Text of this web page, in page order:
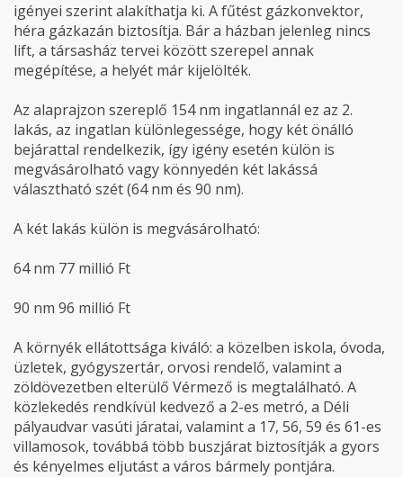
igényei szerint alakíthatja ki. A fűtést gázkonvektor,
héra gázkazán biztosítja. Bár a házban jelenleg nincs
lift, a társasház tervei között szerepel annak
megépítése, a helyét már kijelölték.
Az alaprajzon szereplő 154 nm ingatlannál ez az 2.
lakás, az ingatlan különlegessége, hogy két önálló
bejárattal rendelkezik, így igény esetén külön is
megvásárolható vagy könnyedén két lakássá
választható szét (64 nm és 90 nm).
A két lakás külön is megvásárolható:
64 nm 77 millió Ft
90 nm 96 millió Ft
A környék ellátottsága kiváló: a közelben iskola, óvoda,
üzletek, gyógyszertár, orvosi rendelő, valamint a
zöldövezetben elterülő Vérmező is megtalálható. A
közlekedés rendkívül kedvező a 2-es metró, a Déli
pályaudvar vasúti járatai, valamint a 17, 56, 59 és 61-es
villamosok, továbbá több buszjárat biztosítják a gyors
és kényelmes eljutást a város bármely pontjára.